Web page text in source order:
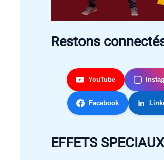
Restons
YouTube
Facebook
EFFETS SPECIAUX